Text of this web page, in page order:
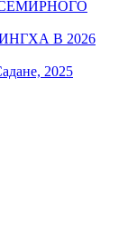
В 2026
2025